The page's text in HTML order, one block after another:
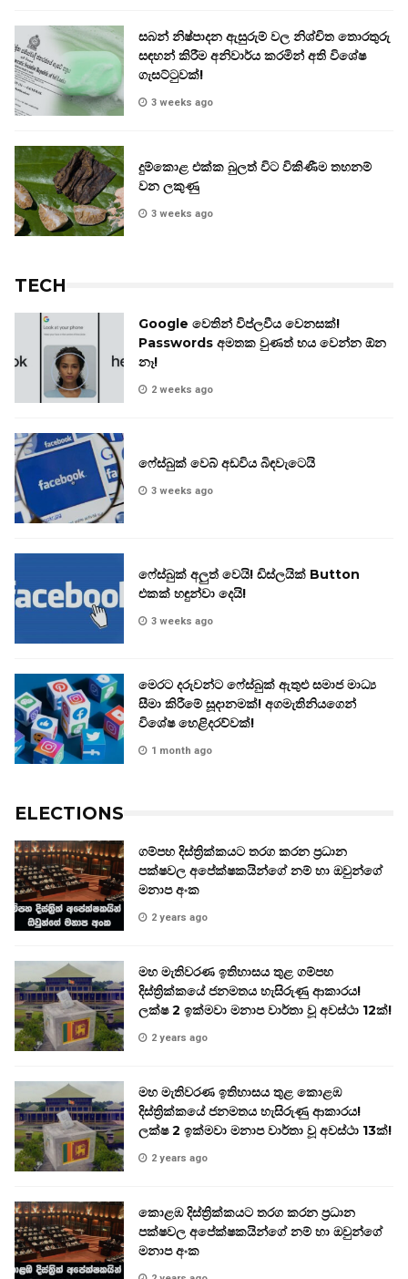
සබන් නිෂ්පාදන ඇසුරුම් වල නිශ්චිත තොරතුරු
සඳහන් කිරීම අනිවාර්ය කරමින් අති විශේෂ
ගැසට්ටුවක්!
3 weeks ago
දුම්කොළ එක්ක බුලත් විට විකිණීම තහනම්
වන ලකුණු
3 weeks ago
TECH
Google වෙතින් විප්ලවීය වෙනසක්!
Passwords අමතක වුණත් භය වෙන්න ඕන
නෑ!
2 weeks ago
ෆේස්බුක් වෙබ් අඩවිය බිඳවැටෙයි
3 weeks ago
ෆේස්බුක් අලුත් වෙයි! ඩිස්ලයික් Button
එකක් හඳුන්වා දෙයි!
3 weeks ago
මෙරට දරුවන්ට ෆේස්බුක් ඇතුළු සමාජ මාධ්‍ය
සීමා කිරීමේ සූදානමක්! අගමැතිනියගෙන්
විශේෂ හෙළිදරව්වක්!
1 month ago
ELECTIONS
ගම්පහ දිස්ත්‍රික්කයට තරග කරන ප්‍රධාන
පක්ෂවල අපේක්ෂකයින්ගේ නම් හා ඔවුන්ගේ
මනාප අංක
2 years ago
මහ මැතිවරණ ඉතිහාසය තුළ ගම්පහ
දිස්ත්‍රික්කයේ ජනමතය හැසිරුණු ආකාරය!
ලක්ෂ 2 ඉක්මවා මනාප වාර්තා වූ අවස්ථා 12ක්!
2 years ago
මහ මැතිවරණ ඉතිහාසය තුළ කොළඹ
දිස්ත්‍රික්කයේ ජනමතය හැසිරුණු ආකාරය!
ලක්ෂ 2 ඉක්මවා මනාප වාර්තා වූ අවස්ථා 13ක්!
2 years ago
කොළඹ දිස්ත්‍රික්කයට තරග කරන ප්‍රධාන
පක්ෂවල අපේක්ෂකයින්ගේ නම් හා ඔවුන්ගේ
මනාප අංක